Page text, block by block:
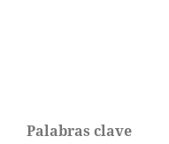
Palabras clave